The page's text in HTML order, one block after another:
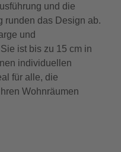
und die
runden das Design ab.
und
ist bis zu 15 cm in
individuellen
für alle, die
Wohnräumen